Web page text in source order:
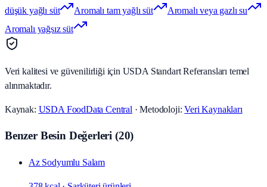
düşük yağlı süt
Aromalı tam yağlı süt
Aromalı veya gazlı su
Aromalı yağsız süt
Veri kalitesi ve güvenilirliği için USDA Standart Referansları temel
alınmaktadır.
Kaynak: USDA FoodData Central · Metodoloji:Veri Kaynakları
Benzer Besin Değerleri (20)
Az Sodyumlu Salam